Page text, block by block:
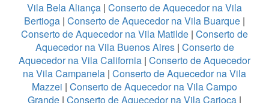
Vila Bela Aliança | Conserto de Aquecedor na Vila
Bertioga | Conserto de Aquecedor na Vila Buarque |
Conserto de Aquecedor na Vila Matilde | Conserto de
Aquecedor na Vila Buenos Aires| Conserto de
Aquecedor na Vila California | Conserto de Aquecedor
na Vila Campanela | Conserto de Aquecedor na Vila
Mazzei | Conserto de Aquecedor na Vila Campo
Grande | Conserto de Aquecedor na Vila Carioca |